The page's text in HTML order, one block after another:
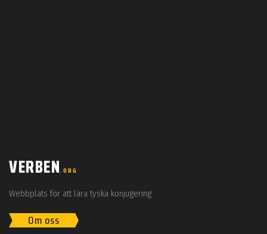
VERBEN.ORG
Webbplats för att lära tyska konjugering
Om oss